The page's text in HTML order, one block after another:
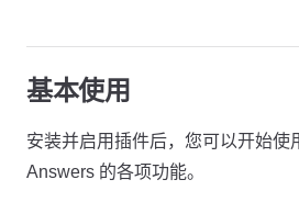
基本使用
安装并启用插件后，您可以开始使
Answers 的各项功能。